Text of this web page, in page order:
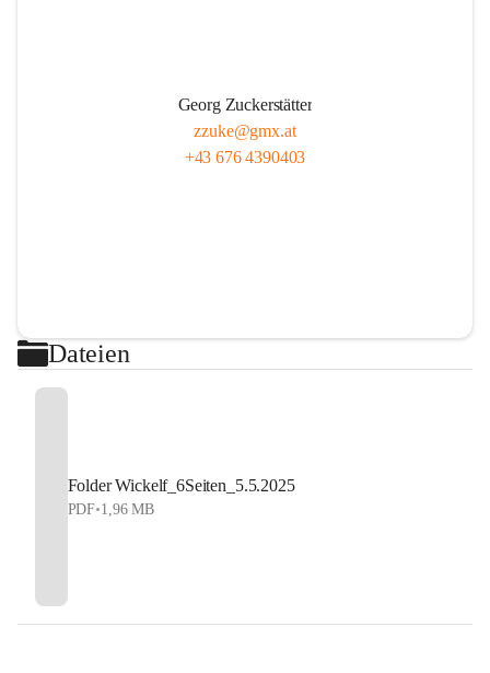
Georg Zuckerstätter
zzuke@gmx.at
+43 676 4390403
Dateien
Folder Wickelf_6Seiten_5.5.2025
PDF•1,96 MB